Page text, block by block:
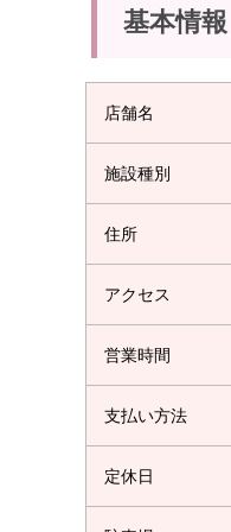
基本情報
店舗名
施設種別
住所
アクセス
営業時間
支払い方法
定休日